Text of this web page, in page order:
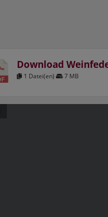
Download
1 Datei(en) 7 MB